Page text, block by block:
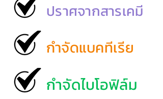
ปราศจากสารเคมี
กำจัดแบคทีเรีย
กำจัดไบโอฟิล์ม